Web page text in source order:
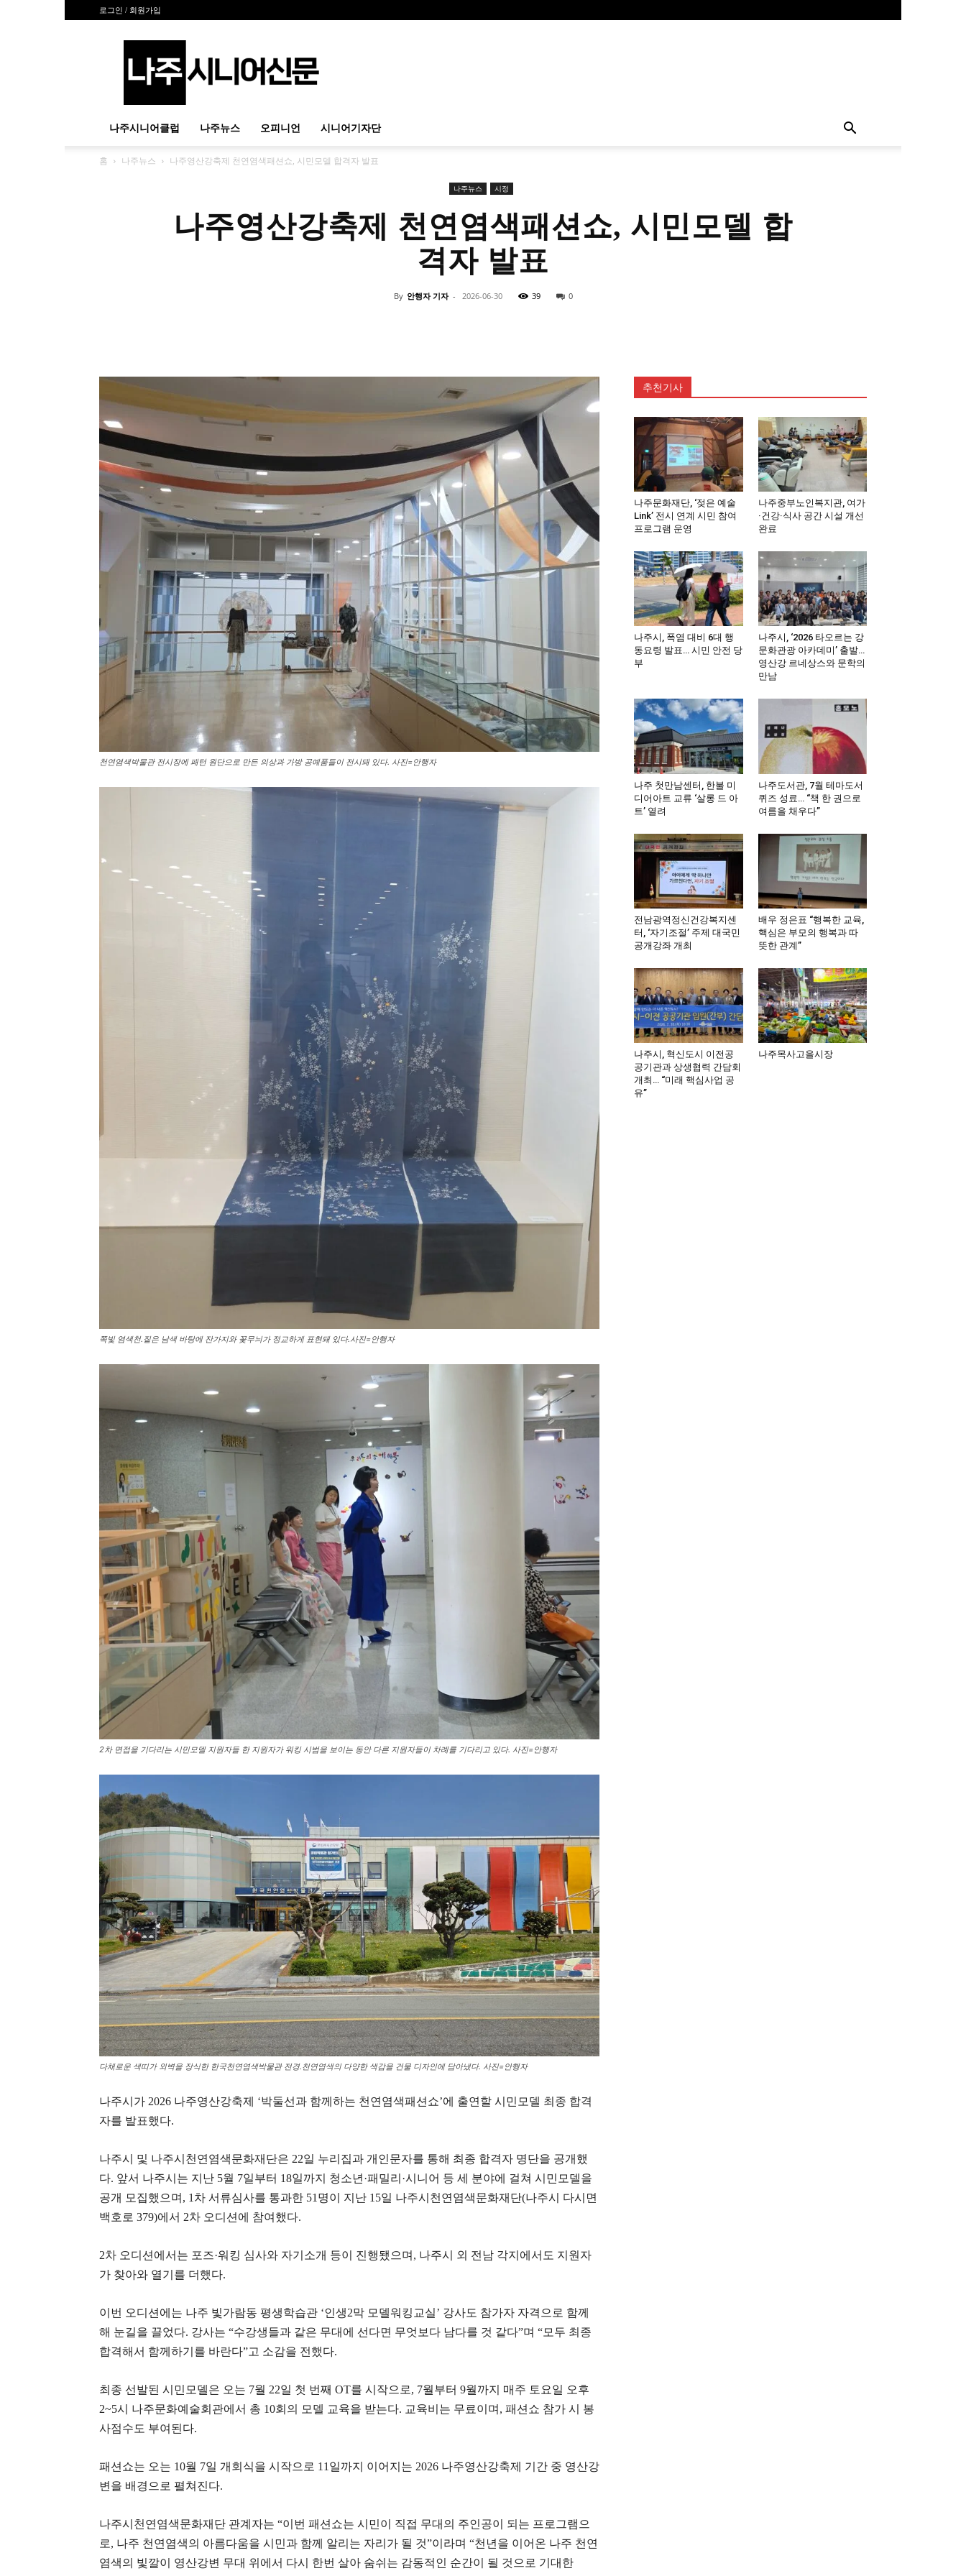
로그인 / 회원가입
시
신
문
나주시니어클럽 나주뉴스 오피니언 시니어기자단
홈 나주뉴스 나주영산강축제 천연염색패션쇼, 시민모델 합격자 발표
나주뉴스 시정
나주영산강축제 천연염색패션쇼, 시민모델 합
격자 발표
By 안행자 기자 - 2026-06-30 39 0
천연염색박물관 전시장에 패턴 원단으로 만든 의상과 가방 공예품들이 전시돼 있다. 사진=안행자
쪽빛 염색천.짙은 남색 바탕에 잔가지와 꽃무늬가 정교하게 표현돼 있다.사진=안행자
2차 면접을 기다리는 시민모델 지원자들 한 지원자가 워킹 시범을 보이는 동안 다른 지원자들이 차례를 기다리고 있다. 사진=안행자
다채로운 색띠가 외벽을 장식한 한국천연염색박물관 전경.천연염색의 다양한 색감을 건물 디자인에 담아냈다. 사진=안행자
나주시가 2026 나주영산강축제 ‘박둘선과 함께하는 천연염색패션쇼’에 출연할 시민모델 최종 합격
자를 발표했다.
나주시 및 나주시천연염색문화재단은 22일 누리집과 개인문자를 통해 최종 합격자 명단을 공개했
다. 앞서 나주시는 지난 5월 7일부터 18일까지 청소년·패밀리·시니어 등 세 분야에 걸쳐 시민모델을
공개 모집했으며, 1차 서류심사를 통과한 51명이 지난 15일 나주시천연염색문화재단(나주시 다시면
백호로 379)에서 2차 오디션에 참여했다.
2차 오디션에서는 포즈·워킹 심사와 자기소개 등이 진행됐으며, 나주시 외 전남 각지에서도 지원자
가 찾아와 열기를 더했다.
이번 오디션에는 나주 빛가람동 평생학습관 ‘인생2막 모델워킹교실’ 강사도 참가자 자격으로 함께
해 눈길을 끌었다. 강사는 “수강생들과 같은 무대에 선다면 무엇보다 남다를 것 같다”며 “모두 최종
합격해서 함께하기를 바란다”고 소감을 전했다.
최종 선발된 시민모델은 오는 7월 22일 첫 번째 OT를 시작으로, 7월부터 9월까지 매주 토요일 오후
2~5시 나주문화예술회관에서 총 10회의 모델 교육을 받는다. 교육비는 무료이며, 패션쇼 참가 시 봉
사점수도 부여된다.
패션쇼는 오는 10월 7일 개회식을 시작으로 11일까지 이어지는 2026 나주영산강축제 기간 중 영산강
변을 배경으로 펼쳐진다.
나주시천연염색문화재단 관계자는 “이번 패션쇼는 시민이 직접 무대의 주인공이 되는 프로그램으
로, 나주 천연염색의 아름다움을 시민과 함께 알리는 자리가 될 것”이라며 “천년을 이어온 나주 천연
염색의 빛깔이 영산강변 무대 위에서 다시 한번 살아 숨쉬는 감동적인 순간이 될 것으로 기대한
추천기사
나주문화재단, ‘젖은 예술
Link’ 전시 연계 시민 참여
프로그램 운영
나주중부노인복지관, 여가
·건강·식사 공간 시설 개선
완료
나주시, 폭염 대비 6대 행
동요령 발표… 시민 안전 당
부
나주시, ‘2026 타오르는 강
문화관광 아카데미’ 출발…
영산강 르네상스와 문학의
만남
나주 첫만남센터, 한불 미
디어아트 교류 ‘살롱 드 아
트’ 열려
나주도서관, 7월 테마도서
퀴즈 성료… “책 한 권으로
여름을 채우다”
전남광역정신건강복지센
터, ‘자기조절’ 주제 대국민
공개강좌 개최
배우 정은표 “행복한 교육,
핵심은 부모의 행복과 따
뜻한 관계”
나주시, 혁신도시 이전공
공기관과 상생협력 간담회
개최… “미래 핵심사업 공
유”
나주목사고을시장